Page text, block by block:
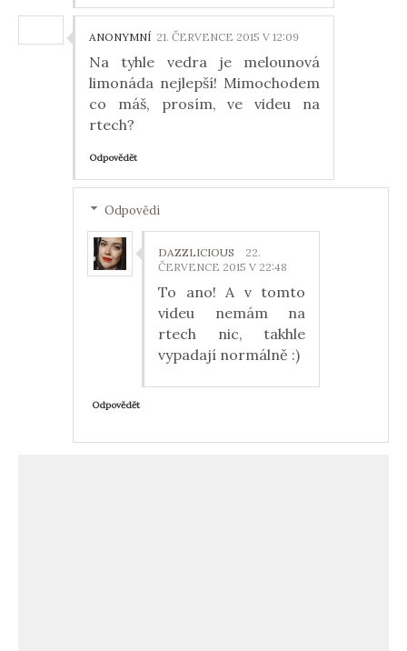
ANONYMNÍ 21. ČERVENCE 2015 V 12:09
Na tyhle vedra je melounová
limonáda nejlepší! Mimochodem
co máš, prosím, ve videu na
rtech?
Odpovědět
Odpovědi
DAZZLICIOUS
22.
ČERVENCE 2015 V 22:48
To ano! A v tomto
videu nemám na
rtech nic, takhle
vypadají normálně :)
Odpovědět